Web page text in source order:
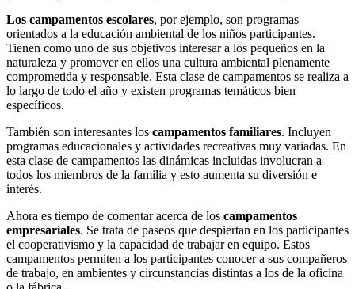
Los campamentos escolares, por ejemplo, son programas
orientados a la educación ambiental de los niños participantes.
Tienen como uno de sus objetivos interesar a los pequeños en la
naturaleza y promover en ellos una cultura ambiental plenamente
comprometida y responsable. Esta clase de campamentos se realiza a
lo largo de todo el año y existen programas temáticos bien
específicos.
También son interesantes los campamentos familiares. Incluyen
programas educacionales y actividades recreativas muy variadas. En
esta clase de campamentos las dinámicas incluidas involucran a
todos los miembros de la familia y esto aumenta su diversión e
interés.
Ahora es tiempo de comentar acerca de los campamentos
empresariales. Se trata de paseos que despiertan en los participantes
el cooperativismo y la capacidad de trabajar en equipo. Estos
campamentos permiten a los participantes conocer a sus compañeros
de trabajo, en ambientes y circunstancias distintas a los de la oficina